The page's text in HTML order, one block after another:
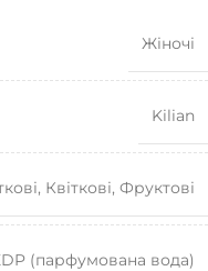
Жіночі
Kilian
, Квіткові, Фруктові
(парфумована вода)